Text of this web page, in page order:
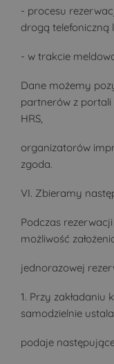
- procesu
drogą telefoniczną
- w trakcie
Dane możemy
partnerów z
HRS,
organizatorów
zgoda.
VI. Zbieramy
Podczas
możliwość
jednorazowej
1. Przy zakładaniu
samodzielnie
podaje